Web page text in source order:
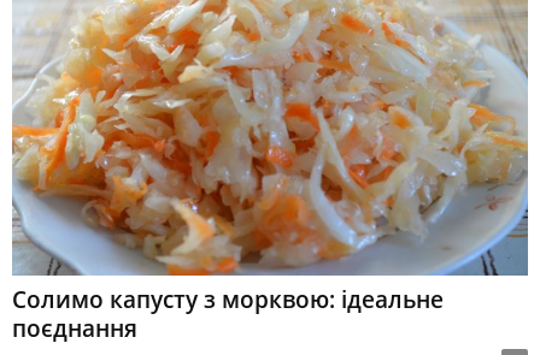
Солимо капусту з морквою: ідеальне
поєднання